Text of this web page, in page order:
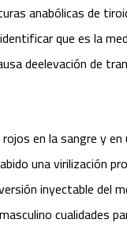
anabólicas de
que es la
deelevación de
en la sangre y
una virilización
inyectable del
cualidades